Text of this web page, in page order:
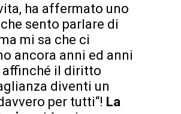
ha affermato uno
sento parlare di
mi sa che ci
ancora anni ed anni
il diritto
diventi un
per tutti“! La